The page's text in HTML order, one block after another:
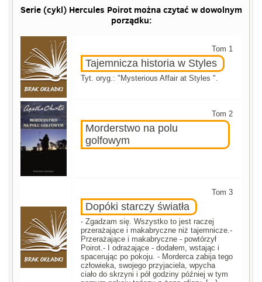
Serie (cykl) Hercules Poirot można czytać w dowolnym
porządku:
Tom 1
Tajemnicza historia w Styles
Tyt. oryg.: "Mysterious Affair at Styles ".
Tom 2
Morderstwo na polu
golfowym
Tom 3
Dopóki starczy światła
- Zgadzam się. Wszystko to jest raczej
przerażające i makabryczne niż tajemnicze.-
Przerażające i makabryczne - powtórzył
Poirot.- I odrażające - dodałem, wstając i
spacerując po pokoju. - Morderca zabija tego
człowieka, swojego przyjaciela, wpycha
ciało do skrzyni i pół godziny później w tym